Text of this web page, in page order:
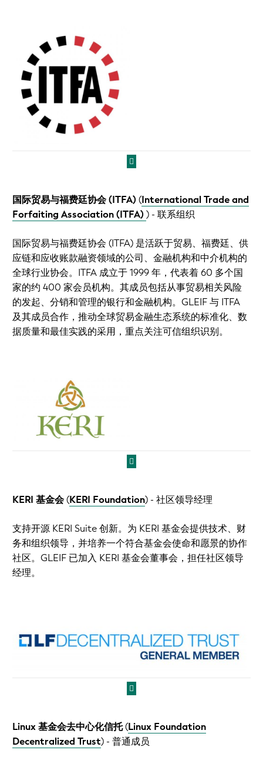
国际贸易与福费廷协会 (ITFA) (International Trade and
Forfaiting Association (ITFA) ) - 联系组织
国际贸易与福费廷协会 (ITFA) 是活跃于贸易、福费廷、供
应链和应收账款融资领域的公司、金融机构和中介机构的
全球行业协会。ITFA 成立于 1999 年，代表着 60 多个国
家的约 400 家会员机构。其成员包括从事贸易相关风险
的发起、分销和管理的银行和金融机构。GLEIF 与 ITFA
及其成员合作，推动全球贸易金融生态系统的标准化、数
据质量和最佳实践的采用，重点关注可信组织识别。
KERI 基金会(KERI Foundation) - 社区领导经理
支持开源 KERI Suite 创新。为 KERI 基金会提供技术、财
务和组织领导，并培养一个符合基金会使命和愿景的协作
社区。GLEIF 已加入 KERI 基金会董事会，担任社区领导
经理。
Linux 基金会去中心化信托(Linux Foundation
Decentralized Trust) - 普通成员